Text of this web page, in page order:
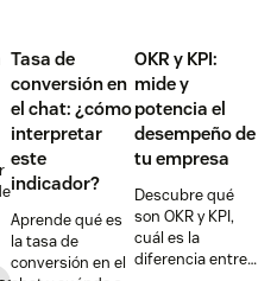
Tasa de
conversión en
el chat: ¿cómo
interpretar
este
indicador?
Aprende qué es
la tasa de
conversión en el
OKR y KPI:
mide y
potencia el
desempeño de
tu empresa
Descubre qué
son OKR y KPI,
cuál es la
diferencia entre